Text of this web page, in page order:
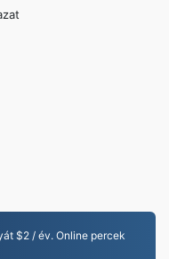
$2 / év. Online percek